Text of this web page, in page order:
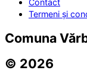
Contact
Termeni și
Comuna
© 2026